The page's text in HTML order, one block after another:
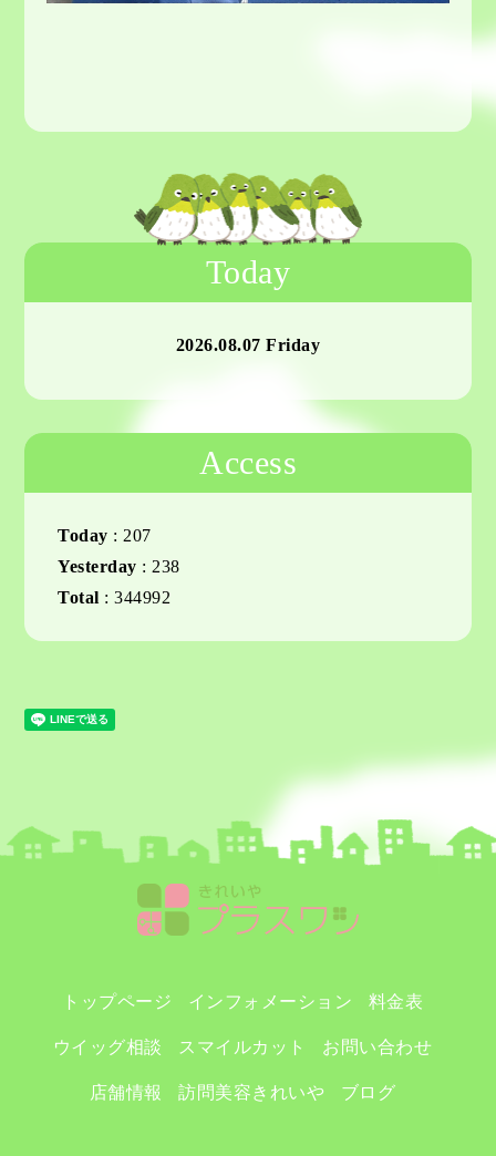
Today
2026.08.07 Friday
Access
Today :207
Yesterday :238
Total :344992
トップページ インフォメーション 料金表
ウイッグ相談 スマイルカット お問い合わせ
店舗情報 訪問美容きれいや ブログ